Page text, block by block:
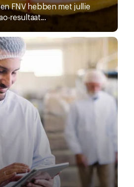
FNV hebben met jullie
resultaat...